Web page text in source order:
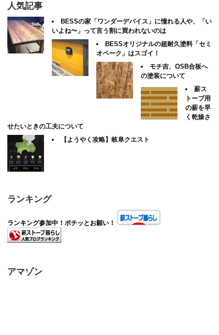
人気記事
BESSの家「ワンダーデバイス」に憧れる人や、「い
いよね〜」って言う割に買われないのは
BESSオリジナルの超耐久塗料「セミ
オペーク」はスゴイ！
モチ吉、OSB合板へ
の塗装について
薪ス
トーブ用
の薪を早
く乾燥さ
せたいときの工夫について
【ようやく攻略】岐阜クエスト
ランキング
ランキング参加中！ポチッとお願い！
アマゾン